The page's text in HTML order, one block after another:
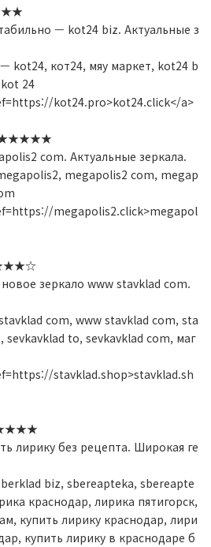
— kot24 biz. Актуальные з
kot24, кот24, мяу маркет, kot24 b
24
kot24.pro>kot24.click</a>
★★★★★
com. Актуальные зеркала.
megapolis2 com, megap
megapolis2.click>megapol
зеркало www stavklad com.
com, www stavklad com, sta
sevkavklad to, sevkavklad com, маг
stavklad.shop>stavklad.sh
лирику без рецепта. Широкая ге
biz, sbereapteka, sbereapte
краснодар, лирика пятигорск,
купить лирику краснодар, лири
купить лирику в краснодаре б